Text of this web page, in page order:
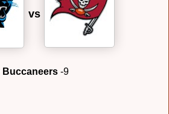
vs
Buccaneers -9